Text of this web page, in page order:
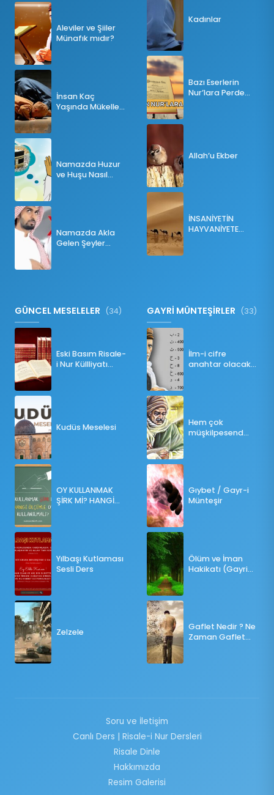
Aleviler ve Şiiler
Münafık mıdır?
İnsan Kaç
Yaşında Mükellef
Namazda Huzur
ve Huşu Nasıl
Namazda Akla
Gelen Şeyler
Kadınlar
Bazı Eserlerin
Nur’lara Perde
Allah’u Ekber
İNSANİYETİN
HAYVANİYETE
GÜNCEL MESELELER (34)
Eski Basım Risale-
i Nur Küllliyatı
Kudüs Meselesi
OY KULLANMAK
ŞİRK Mİ? HANGİ
Yılbaşı Kutlaması
Sesli Ders
Zelzele
GAYRİ MÜNTEŞİRLER (33)
İlm-i cifre
anahtar olacak
Hem çok
müşkilpesend
Gıybet / Gayr-i
Münteşir
Ölüm ve İman
Hakikatı (Gayri
Gaflet Nedir ? Ne
Zaman Gaflet
Soru ve İletişim
Canlı Ders | Risale-i Nur Dersleri
Risale Dinle
Hakkımızda
Resim Galerisi